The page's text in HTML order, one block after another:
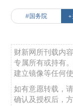
#国务院 +
财新网所刊载内
专属所有或持有
建立镜像等任何使
如有意愿转载，
确认及授权后，方